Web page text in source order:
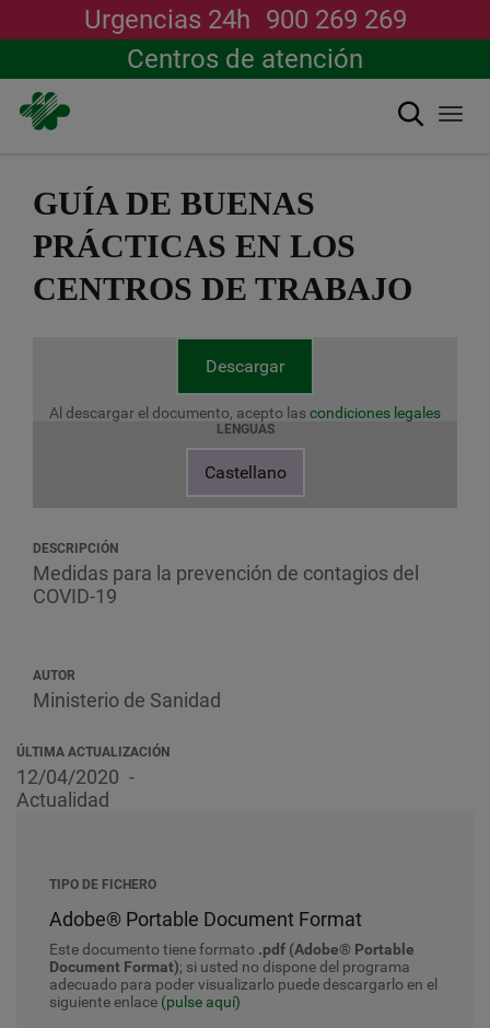
contenido
Urgencias 24h 900 269 269
Centros de atención
Buscar
GUÍA DE BUENAS
PRÁCTICAS EN LOS
CENTROS DE TRABAJO
Descargar
Al descargar el documento, acepto lascondiciones legales
LENGUAS
Castellano
DESCRIPCIÓN
Medidas para la prevención de contagios del
COVID-19
AUTOR
Ministerio de Sanidad
ÚLTIMA ACTUALIZACIÓN
12/04/2020
Actualidad
TIPO DE FICHERO
Adobe® Portable Document Format
Este documento tiene formato .pdf (Adobe® Portable
Document Format); si usted no dispone del programa
adecuado para poder visualizarlo puede descargarlo en el
siguiente enlace (pulse aquí)